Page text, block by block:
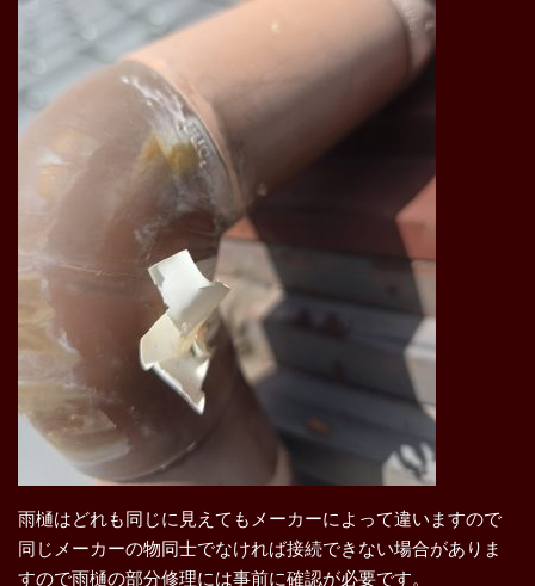
雨樋はどれも同じに見えてもメーカーによって違いますので
同じメーカーの物同士でなければ接続できない場合がありま
すので雨樋の部分修理には事前に確認が必要です。